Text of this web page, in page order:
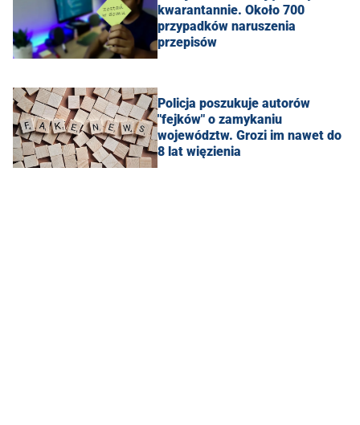
kwarantannie. Około 700
przypadków naruszenia
przepisów
Policja poszukuje autorów
"fejków" o zamykaniu
województw. Grozi im nawet do
8 lat więzienia